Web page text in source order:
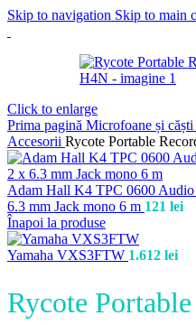
Skip to navigation Skip to main
Click to enlarge
Prima pagină Microfoane și căști
Accesorii Rycote Portable
Adam Hall K4 TPC 0600
6.3 mm Jack mono 6 m 121 lei
Înapoi la produse
Yamaha VXS3FTW 1.612 lei
Rycote